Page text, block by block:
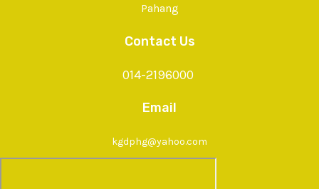
Pahang
Contact Us
014-2196000
Email
kgdphg@yahoo.com